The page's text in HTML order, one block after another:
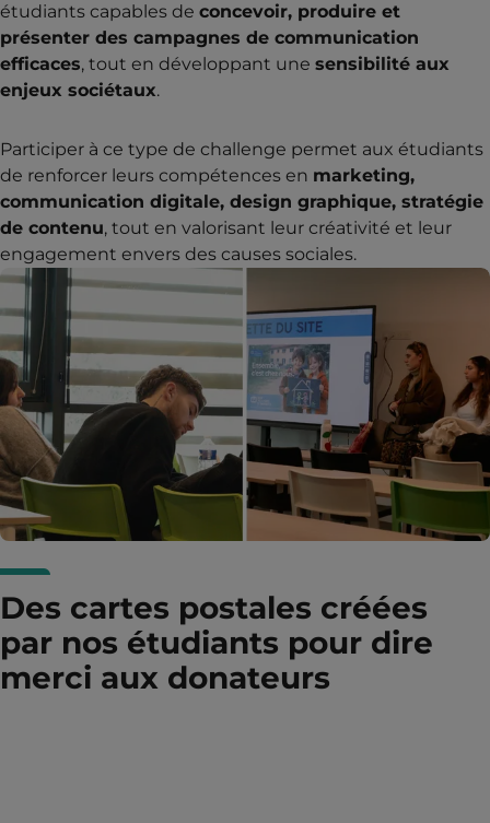
étudiants capables de concevoir, produire et
présenter des campagnes de communication
efficaces, tout en développant une sensibilité aux
enjeux sociétaux.
Participer à ce type de challenge permet aux étudiants
de renforcer leurs compétences en marketing,
communication digitale, design graphique, stratégie
de contenu, tout en valorisant leur créativité et leur
engagement envers des causes sociales.
Des cartes postales créées
par nos étudiants pour dire
merci aux donateurs